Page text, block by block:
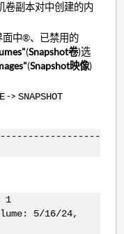
卷副本对中创建的内
中®、已禁用的
(Snapshot卷)选
(Snapshot映像)
->SNAPSHOT
1
5/16/24,